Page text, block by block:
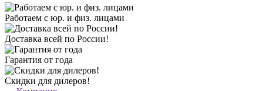
Работаем с юр. и физ. лицами
Доставка всей по России!
Гарантия от года
Скидки для дилеров!